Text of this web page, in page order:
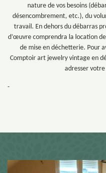
nature de vos besoins
désencombrement, etc.), du
travail. En dehors du débarras
d’œuvre comprendra la location
de mise en déchetterie. Pour
Comptoir art jewelry vintage en
adresser
-